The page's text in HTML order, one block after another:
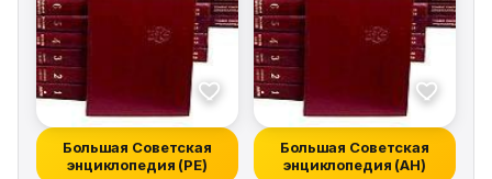
Большая Советская
энциклопедия (РЕ)
Большая Советская
энциклопедия (АН)